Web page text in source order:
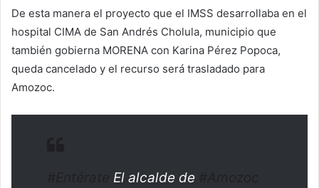
De esta manera el proyecto que el IMSS desarrollaba en el
hospital CIMA de San Andrés Cholula, municipio que
también gobierna MORENA con Karina Pérez Popoca,
queda cancelado y el recurso será trasladado para
Amozoc.
El alcalde de